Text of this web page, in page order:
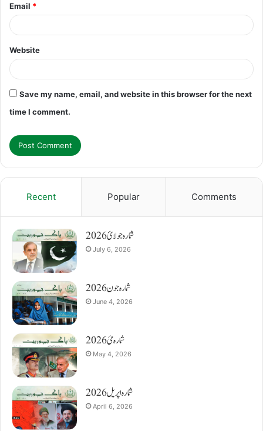
Email *
Website
Save my name, email, and website in this browser for the next
time I comment.
Recent Popular Comments
شمارہ جولائ 2026
July 6, 2026
شمارہ جون 2026
June 4, 2026
شمارہ مئ 2026
May 4, 2026
شمارہ اپریل 2026
April 6, 2026